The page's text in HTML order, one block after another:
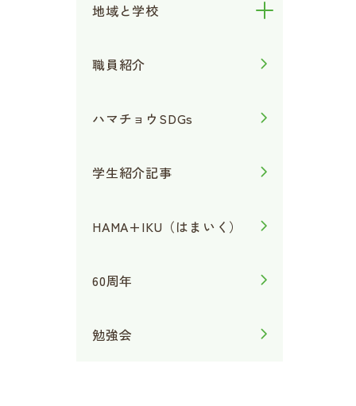
地域と学校
職員紹介
ハマチョウSDGs
学生紹介記事
HAMA+IKU（はまいく）
60周年
勉強会